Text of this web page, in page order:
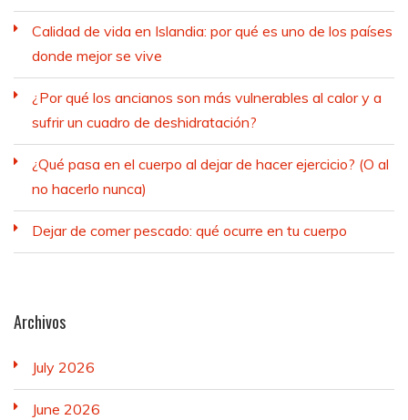
Calidad de vida en Islandia: por qué es uno de los países
donde mejor se vive
¿Por qué los ancianos son más vulnerables al calor y a
sufrir un cuadro de deshidratación?
¿Qué pasa en el cuerpo al dejar de hacer ejercicio? (O al
no hacerlo nunca)
Dejar de comer pescado: qué ocurre en tu cuerpo
Archivos
July 2026
June 2026